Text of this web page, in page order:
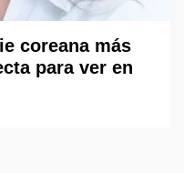
coreana más
para ver en